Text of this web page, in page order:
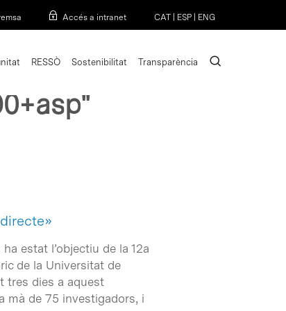
Accés a intranet CAT ESP ENG
RESSÒ Sostenibilitat Transparència search
estat l’objectiu de la 12a
de la Universitat de
tres dies a aquest
mà de 75 investigadors, i